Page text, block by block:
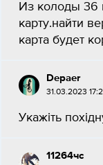
Из колоды 36
карту.найти
карта будет
Depaer
31.03.2023
Укажіть
11264чс